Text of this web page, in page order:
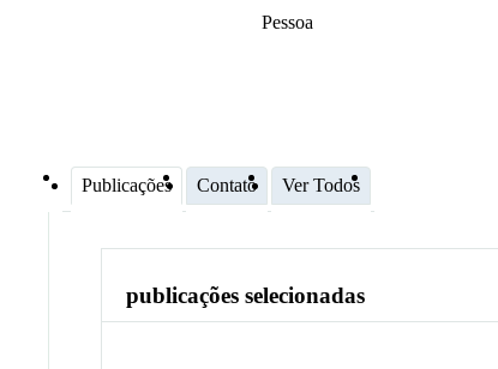
Pessoa
Publicações Contato Ver Todos
publicações selecionadas